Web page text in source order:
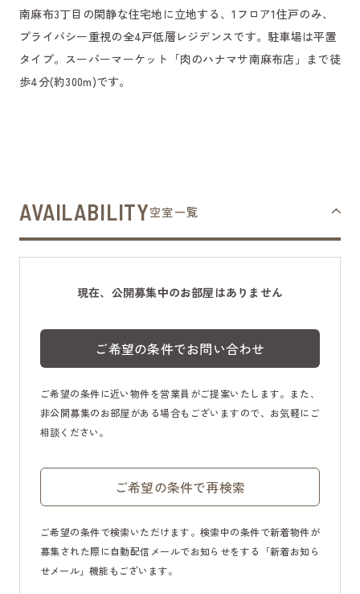
南麻布3丁目の閑静な住宅地に立地する、1フロア1住戸のみ、
プライバシー重視の全4戸低層レジデンスです。駐車場は平置
タイプ。スーパーマーケット「肉のハナマサ南麻布店」まで徒
歩4分(約300m)です。
AVAILABILITY空室一覧
現在、公開募集中のお部屋はありません
ご希望の条件でお問い合わせ
ご希望の条件に近い物件を営業員がご提案いたします。また、
非公開募集のお部屋がある場合もございますので、お気軽にご
相談ください。
ご希望の条件で再検索
ご希望の条件で検索いただけます。検索中の条件で新着物件が
募集された際に自動配信メールでお知らせをする「新着お知ら
せメール」機能もございます。